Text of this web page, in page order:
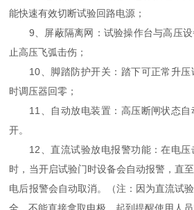
能快速有效切断试验回路电源；
9、屏蔽隔离网：试验操作台与高压设
止高压飞弧击伤；
10、脚踏防护开关：踏下可正常升压
时调压器回零；
11、自动放电装置：高压断闸状态自
开。
12、直流试验放电报警功能：在电压
时，当开启试验门时设备会自动报警，直
电后报警会自动取消。（注：因为直流试
全，不能直接拿取电极，起到提醒使用人